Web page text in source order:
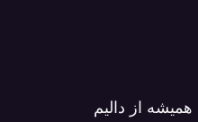
همیشه از دالیم